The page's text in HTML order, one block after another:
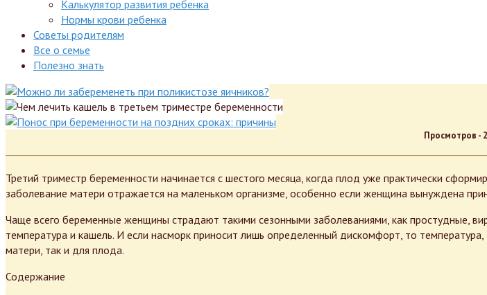
Калькулятор развития ребенка
Нормы крови ребенка
Советы родителям
Все о семье
Полезно знать
Просмотров -
Третий триместр беременности начинается с шестого месяца, когда плод уже практически
заболевание матери отражается на маленьком организме, особенно если женщина вынуждена
Чаще всего беременные женщины страдают такими сезонными заболеваниями, как простудные,
температура и кашель. И если насморк приносит лишь определенный дискомфорт, то
матери, так и для плода.
Содержание